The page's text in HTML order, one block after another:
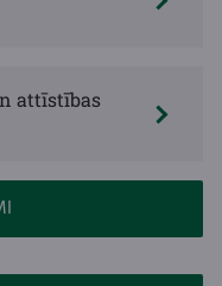
attīstības